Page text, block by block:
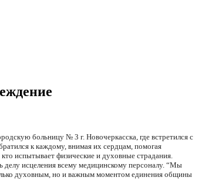
больницу № 3 г. Новочеркасска, где встретился с
к каждому, внимая их сердцам, помогая
испытывает физические и духовные страдания.
делу исцеления всему медицинскому персоналу. “Мы
духовным, но и важным моментом единения общины